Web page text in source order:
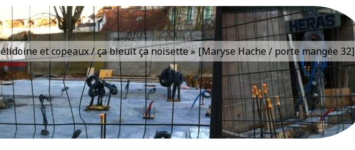
et copeaux / ça bleuit ça noisette » [Maryse Hache / porte mangée 32]